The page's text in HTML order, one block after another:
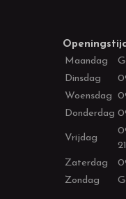
Maandag
Dinsdag
Woensdag
Donderdag
Vrijdag
Zaterdag
Zondag